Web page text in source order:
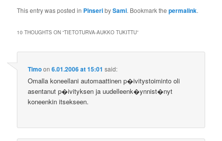
This entry was posted in PinseribySami. Bookmark thepermalink.
10 THOUGHTS ON “TIETOTURVA-AUKKO TUKITTU”
Timoon6.01.2006 at 15:01 said:
Omalla koneellani automaattinen p�ivitystoiminto oli
asentanut p�ivityksen ja uudelleenk�ynnist�nyt
koneenkin itsekseen.